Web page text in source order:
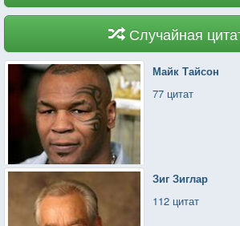
Случайная
Майк Тайсон
77 цитат
Зиг Зиглар
112 цитат